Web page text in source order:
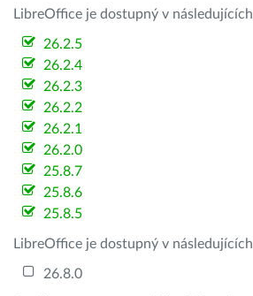
LibreOffice je dostupný v následujících
26.2.5
26.2.4
26.2.3
26.2.2
26.2.1
26.2.0
25.8.7
25.8.6
25.8.5
LibreOffice je dostupný v následujících
26.8.0